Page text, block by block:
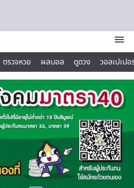
menu
ตรวจหวย ผลบอล ดูดวง
วอลเปเป